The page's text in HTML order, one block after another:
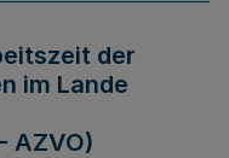
der
im Lande
AZVO)